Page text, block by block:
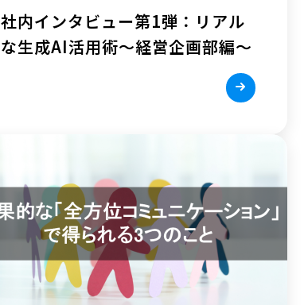
社内インタビュー第1弾：リアル
な生成AI活用術～経営企画部編～